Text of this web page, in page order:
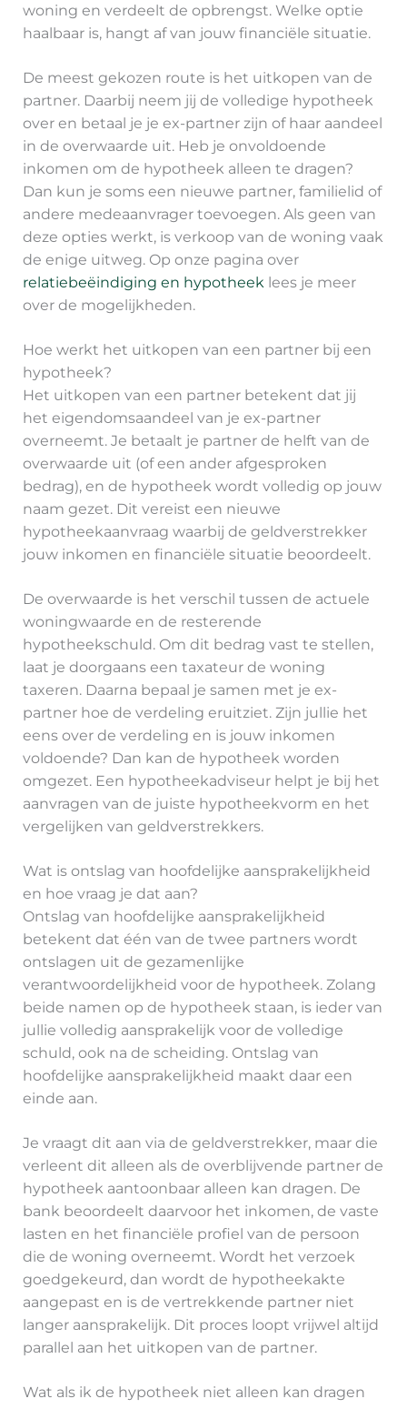
woning en verdeelt de opbrengst. Welke optie
haalbaar is, hangt af van jouw financiële situatie.
De meest gekozen route is het uitkopen van de
partner. Daarbij neem jij de volledige hypotheek
over en betaal je je ex-partner zijn of haar aandeel
in de overwaarde uit. Heb je onvoldoende
inkomen om de hypotheek alleen te dragen?
Dan kun je soms een nieuwe partner, familielid of
andere medeaanvrager toevoegen. Als geen van
deze opties werkt, is verkoop van de woning vaak
de enige uitweg. Op onze pagina over
relatiebeëindiging en hypotheeklees je meer
over de mogelijkheden.
Hoe werkt het uitkopen van een partner bij een
hypotheek?
Het uitkopen van een partner betekent dat jij
het eigendomsaandeel van je ex-partner
overneemt. Je betaalt je partner de helft van de
overwaarde uit (of een ander afgesproken
bedrag), en de hypotheek wordt volledig op jouw
naam gezet. Dit vereist een nieuwe
hypotheekaanvraag waarbij de geldverstrekker
jouw inkomen en financiële situatie beoordeelt.
De overwaarde is het verschil tussen de actuele
woningwaarde en de resterende
hypotheekschuld. Om dit bedrag vast te stellen,
laat je doorgaans een taxateur de woning
taxeren. Daarna bepaal je samen met je ex-
partner hoe de verdeling eruitziet. Zijn jullie het
eens over de verdeling en is jouw inkomen
voldoende? Dan kan de hypotheek worden
omgezet. Een hypotheekadviseur helpt je bij het
aanvragen van de juiste hypotheekvorm en het
vergelijken van geldverstrekkers.
Wat is ontslag van hoofdelijke aansprakelijkheid
en hoe vraag je dat aan?
Ontslag van hoofdelijke aansprakelijkheid
betekent dat één van de twee partners wordt
ontslagen uit de gezamenlijke
verantwoordelijkheid voor de hypotheek. Zolang
beide namen op de hypotheek staan, is ieder van
jullie volledig aansprakelijk voor de volledige
schuld, ook na de scheiding. Ontslag van
hoofdelijke aansprakelijkheid maakt daar een
einde aan.
Je vraagt dit aan via de geldverstrekker, maar die
verleent dit alleen als de overblijvende partner de
hypotheek aantoonbaar alleen kan dragen. De
bank beoordeelt daarvoor het inkomen, de vaste
lasten en het financiële profiel van de persoon
die de woning overneemt. Wordt het verzoek
goedgekeurd, dan wordt de hypotheekakte
aangepast en is de vertrekkende partner niet
langer aansprakelijk. Dit proces loopt vrijwel altijd
parallel aan het uitkopen van de partner.
Wat als ik de hypotheek niet alleen kan dragen